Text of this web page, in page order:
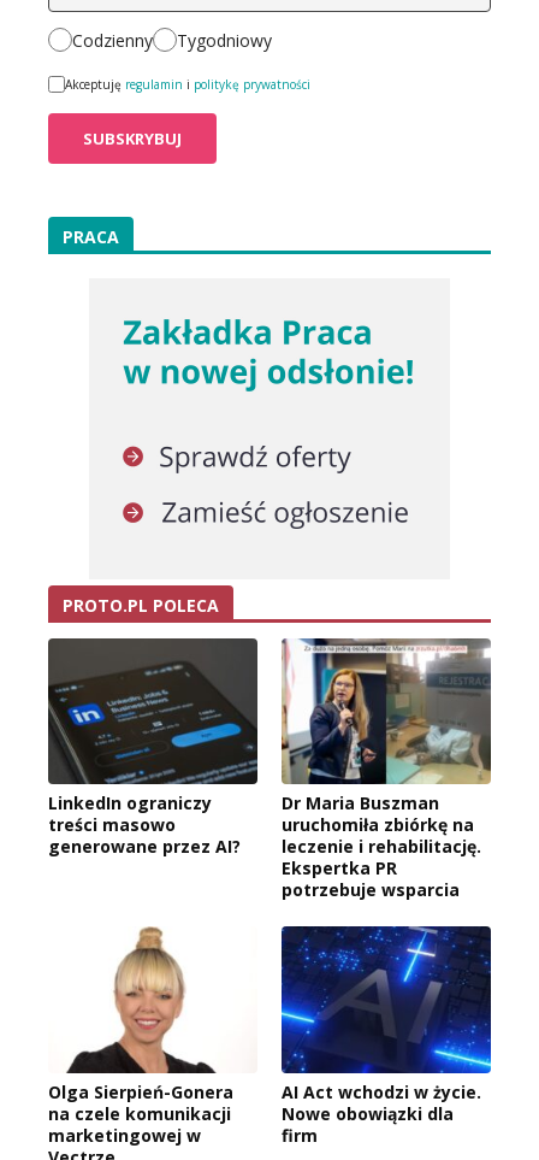
Codzienny Tygodniowy
Akceptuję regulamin i politykę prywatności
PRACA
PROTO.PL POLECA
LinkedIn ograniczy
treści masowo
generowane przez AI?
Dr Maria Buszman
uruchomiła zbiórkę na
leczenie i rehabilitację.
Ekspertka PR
potrzebuje wsparcia
Olga Sierpień-Gonera
na czele komunikacji
marketingowej w
AI Act wchodzi w życie.
Nowe obowiązki dla
firm